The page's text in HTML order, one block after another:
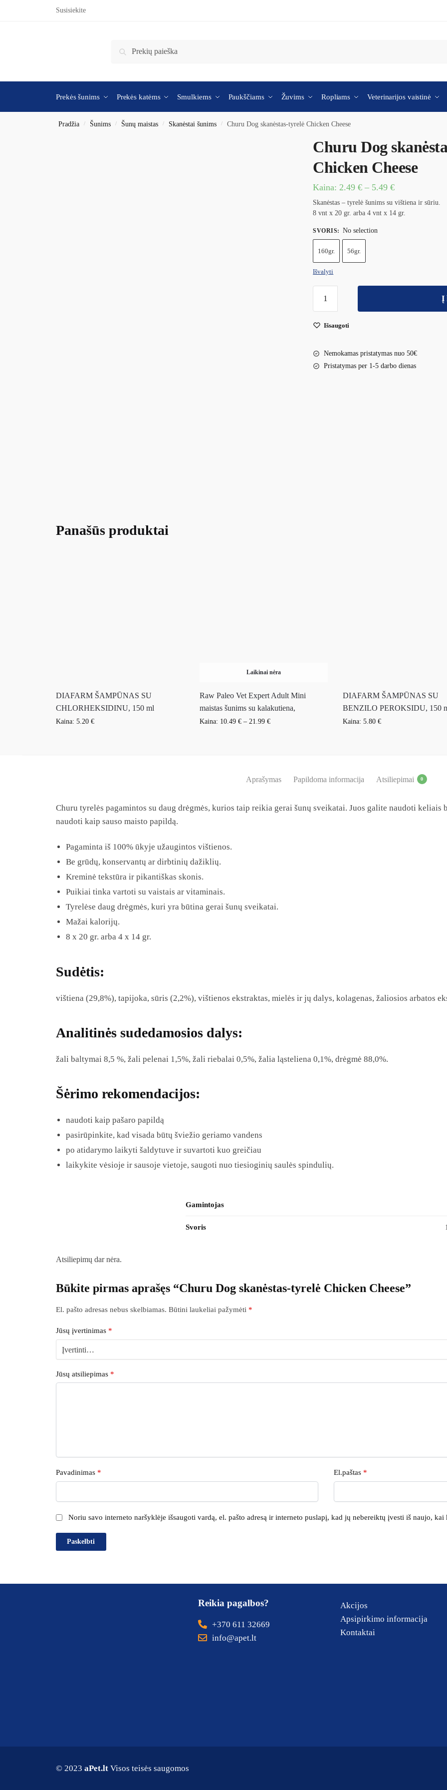
Susisiekite
Ieškoti
Prekės šunims Prekės katėms Smulkiems Paukščiams Žuvims Ropliams Veterinarijos vaistinė
Pradžia / Šunims / Šunų maistas / Skanėstai šunims / Churu Dog skanėstas-tyrelė Chicken Cheese
Churu Dog
Chicken Cheese
Kaina:2.49€ – 5.49€
Skanėstas – tyrelė šunims su vištiena ir sūriu.
8 vnt x 20 gr. arba 4 vnt x 14 gr.
SVORIS: No selection
160gr. 56gr.
Išvalyti
Į
Išsaugoti
Nemokamas pristatymas nuo 50€
Pristatymas per 1-5 darbo dienas
Panašūs produktai
DIAFARM ŠAMPŪNAS SU
CHLORHEKSIDINU, 150 ml
Kaina:5.20€
Laikinai nėra
Raw Paleo Vet Expert Adult Mini
maistas šunims su kalakutiena,
Kaina: 10.49 €– 21.99 €
DIAFARM ŠAMPŪNAS SU
BENZILO PEROKSIDU, 150
Kaina: 5.80 €
Aprašymas Papildoma informacija Atsiliepimai 0
Churu tyrelės pagamintos su daug drėgmės, kurios taip reikia gerai šunų sveikatai. Juos galite naudoti
naudoti kaip sauso maisto papildą.
Pagaminta iš 100% ūkyje užaugintos vištienos.
Be grūdų, konservantų ar dirbtinių dažiklių.
Kreminė tekstūra ir pikantiškas skonis.
Puikiai tinka vartoti su vaistais ar vitaminais.
Tyrelėse daug drėgmės, kuri yra būtina gerai šunų sveikatai.
Mažai kalorijų.
8 x 20 gr. arba 4 x 14 gr.
Sudėtis:
vištiena (29,8%), tapijoka, sūris (2,2%), vištienos ekstraktas, mielės ir jų dalys, kolagenas, žaliosios arbatos
Analitinės sudedamosios dalys:
žali baltymai 8,5 %, žali pelenai 1,5%, žali riebalai 0,5%, žalia ląsteliena 0,1%, drėgmė 88,0%.
Šėrimo rekomendacijos:
naudoti kaip pašaro papildą
pasirūpinkite, kad visada būtų šviežio geriamo vandens
po atidarymo laikyti šaldytuve ir suvartoti kuo greičiau
laikykite vėsioje ir sausoje vietoje, saugoti nuo tiesioginių saulės spindulių.
Gamintojas
Svoris
Atsiliepimų dar nėra.
Būkite pirmas aprašęs “Churu Dog skanėstas-tyrelė Chicken Cheese”
El. pašto adresas nebus skelbiamas. Būtini laukeliai pažymėti *
Jūsų įvertinimas *
Jūsų atsiliepimas *
Pavadinimas * El.paštas *
Noriu savo interneto naršyklėje išsaugoti vardą, el. pašto adresą ir interneto puslapį, kad jų nebereiktų įvesti iš naujo,
Reikia pagalbos?
+370 611 32669
info@apet.lt
Akcijos
Apsipirkimo informacija
Kontaktai
© 2023 aPet.lt Visos teisės saugomos